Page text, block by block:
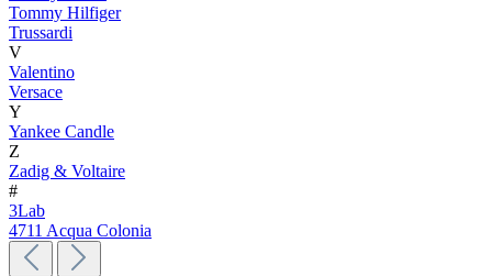
Tommy Hilfiger
Trussardi
V
Valentino
Versace
Y
Yankee Candle
Z
Zadig & Voltaire
#
3Lab
4711 Acqua Colonia